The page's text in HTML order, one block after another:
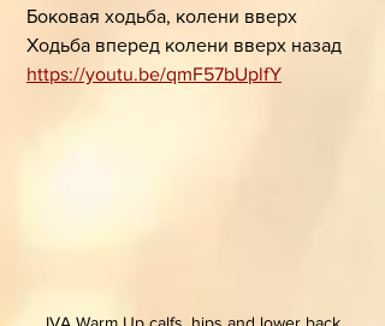
Боковая ходьба, колени вверх
Ходьба вперед колени вверх назад
https://youtu.be/qmF57bUplfY
IVA Warm Up calfs, hips and lower back